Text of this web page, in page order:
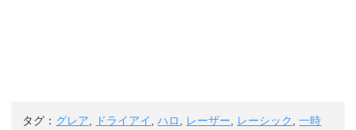
タグ： グレア, ドライアイ,ハロ, レーザー, レーシック,一時